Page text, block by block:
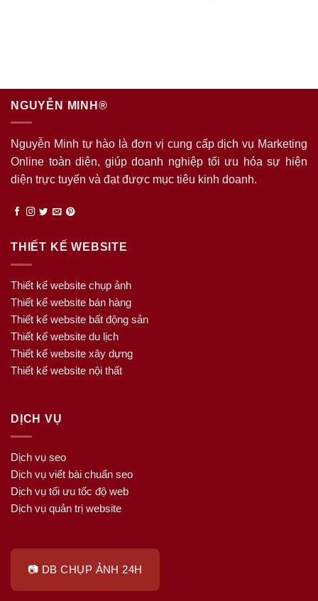
NGUYỄN MINH®
Nguyễn Minh tự hào là đơn vị cung cấp dịch vụ Marketing
Online toàn diện, giúp doanh nghiệp tối ưu hóa sự hiện
diện trực tuyến và đạt được mục tiêu kinh doanh.
THIẾT KẾ WEBSITE
Thiết kế website chụp ảnh
Thiết kế website bán hàng
Thiết kế website bất động sản
Thiết kế website du lịch
Thiết kế website xây dựng
Thiết kế website nội thất
DỊCH VỤ
Dịch vụ seo
Dịch vụ viết bài chuẩn seo
Dịch vụ tối ưu tốc độ web
Dịch vụ quản trị website
📷 DB CHỤP ẢNH 24H